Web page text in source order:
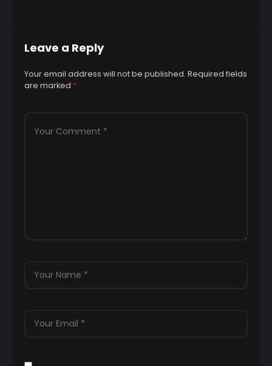
Leave a Reply
Your email address will not be published. Required fields
are marked *